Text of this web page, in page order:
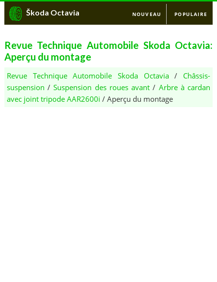
Škoda Octavia NOUVEAU POPULAIRE
Revue Technique Automobile Skoda Octavia:
Aperçu du montage
Revue Technique Automobile Skoda Octavia/ Châssis-
suspension /Suspension des roues avant / Arbre à cardan
avec joint tripode AAR2600i / Aperçu du montage